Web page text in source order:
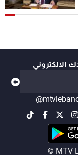
الالكتروني
© MTV